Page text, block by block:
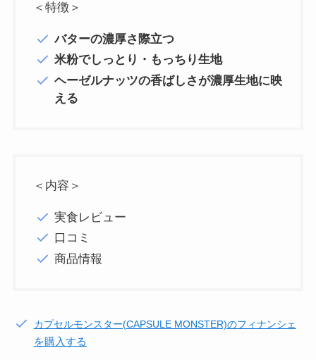
＜特徴＞
バターの濃厚さ際立つ
米粉でしっとり・もっちり生地
ヘーゼルナッツの香ばしさが濃厚生地に映
える
＜内容＞
実食レビュー
口コミ
商品情報
カプセルモンスター(CAPSULE MONSTER)のフィナンシェ
を購入する